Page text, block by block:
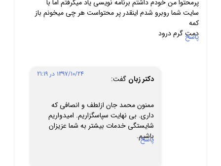
پرمحتوا من خودم داشتم برنامه نویسی یاد میگرفتم اما با
سایت شما روبرو شدم اینقدر پر محتواست هر چی میخونم باز
کمه
دمت گرم درود
پاسخ
دکتر زبان گفت: 1397/10/24 در 21:19
ممنون محمد جان ازلطف و انصافی که
داری. بی نهایت سپاسگزاریم. امیدواریم
شایستگی خدمات بیشتر به شما عزیزان
باشیم.
پاسخ